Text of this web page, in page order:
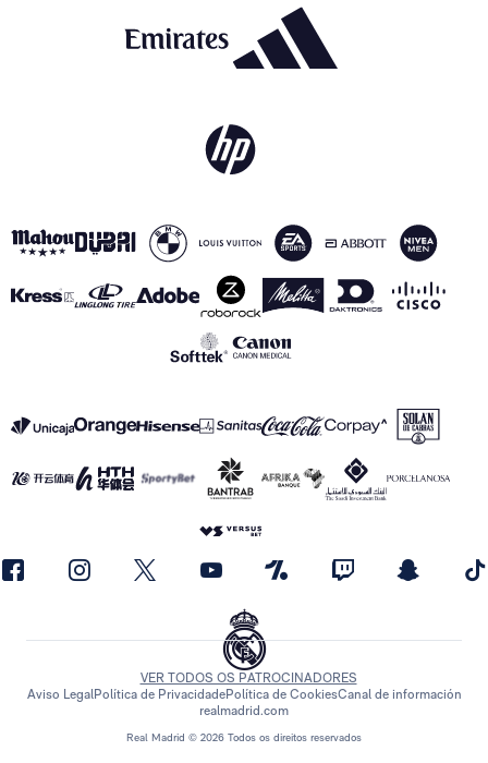
Real Madrid © 2026 Todos os direitos reservados
VER TODOS OS PATROCINADORES
Aviso LegalPolítica de PrivacidadePolítica de CookiesCanal de información
realmadrid.com